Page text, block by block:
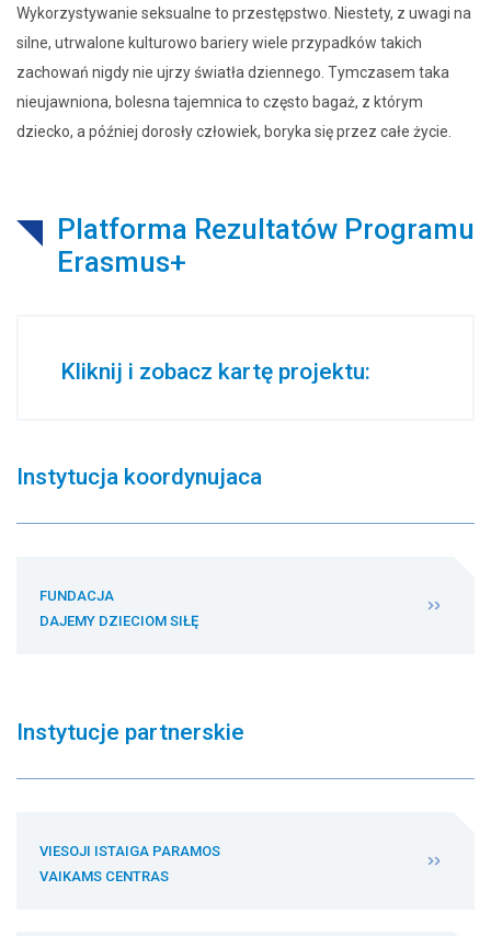
Wykorzystywanie seksualne to przestępstwo. Niestety, z uwagi na
silne, utrwalone kulturowo bariery wiele przypadków takich
zachowań nigdy nie ujrzy światła dziennego. Tymczasem taka
nieujawniona, bolesna tajemnica to często bagaż, z którym
dziecko, a później dorosły człowiek, boryka się przez całe życie.
Platforma Rezultatów Programu
Erasmus+
Kliknij i zobacz kartę projektu:
Instytucja koordynujaca
FUNDACJA
DAJEMY DZIECIOM SIŁĘ
Instytucje partnerskie
VIESOJI ISTAIGA PARAMOS
VAIKAMS CENTRAS